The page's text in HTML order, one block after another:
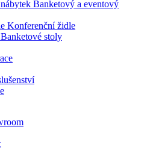
Banketový a eventový
Konferenční židle
Banketové stoly